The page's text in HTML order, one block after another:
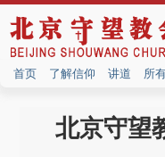
首页 了解信仰 讲道 所
北京守望